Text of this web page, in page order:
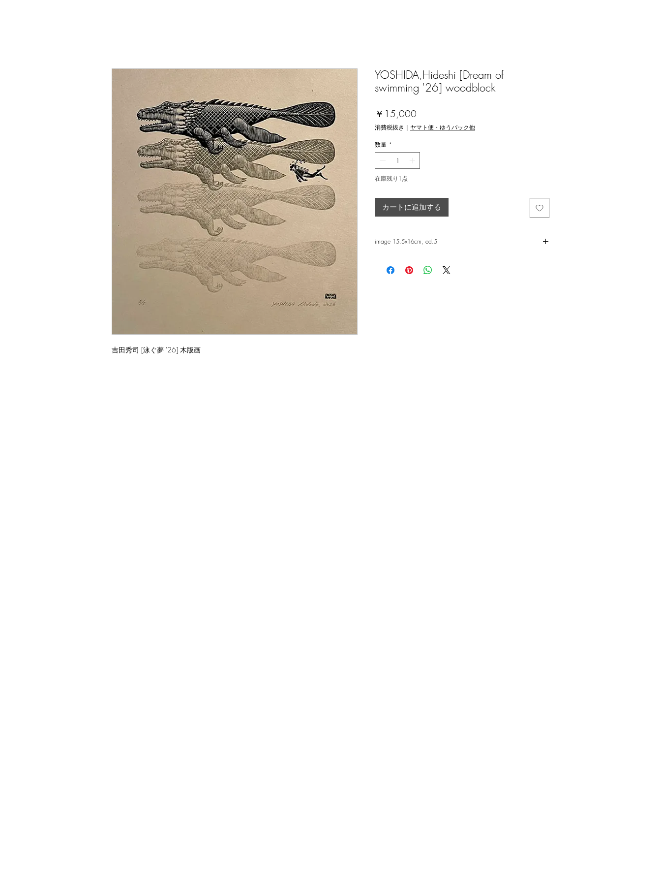
吉田秀司 [泳ぐ夢 '26] 木版画
YOSHIDA,Hideshi [Dream of
swimming '26] woodblock
￥15,000
格
消費税抜き | ヤマト便・ゆうパック他
数量 *
在庫残り1点
カートに追加する
image 15.5x16cm, ed.5